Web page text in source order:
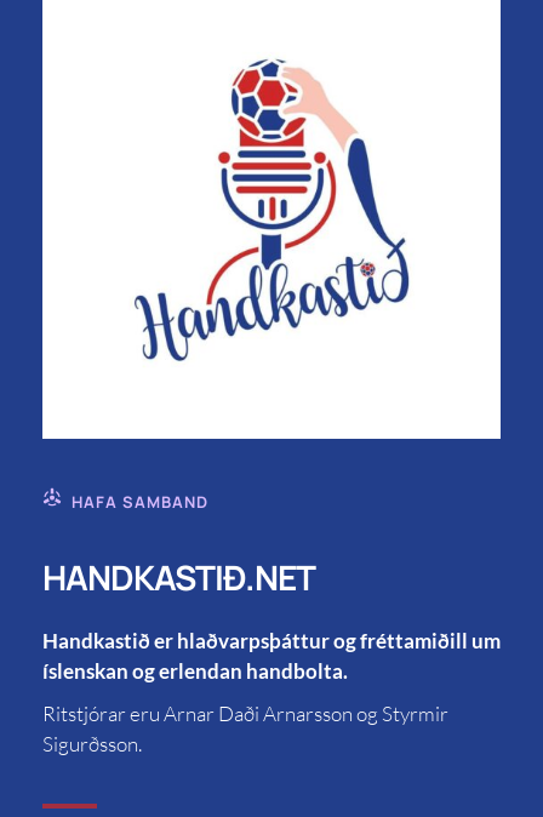
HAFA SAMBAND
HANDKASTIÐ.NET
Handkastið er hlaðvarpsþáttur og fréttamiðill um
íslenskan og erlendan handbolta.
Ritstjórar eru Arnar Daði Arnarsson og Styrmir
Sigurðsson.